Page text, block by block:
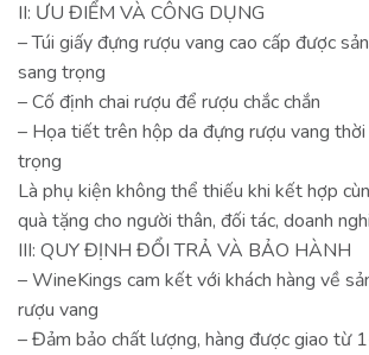
II: ƯU ĐIỂM VÀ CÔNG DỤNG
– Túi giấy đựng rượu vang cao cấp được
sang trọng
– Cố định chai rượu để rượu chắc chắn
– Họa tiết trên hộp da đựng rượu vang
trọng
Là phụ kiện không thể thiếu khi kết hợp
quà tặng cho người thân, đối tác, doanh
III: QUY ĐỊNH ĐỔI TRẢ VÀ BẢO HÀNH
– WineKings cam kết với khách hàng về
rượu vang
– Đảm bảo chất lượng, hàng được giao từ